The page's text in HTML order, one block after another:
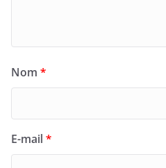
Nom *
E-mail*